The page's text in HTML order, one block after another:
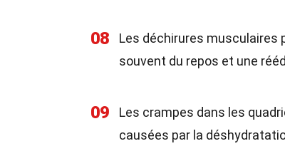
08
Les déchirures
souvent du repos et une
09
Les crampes dans les
causées par la